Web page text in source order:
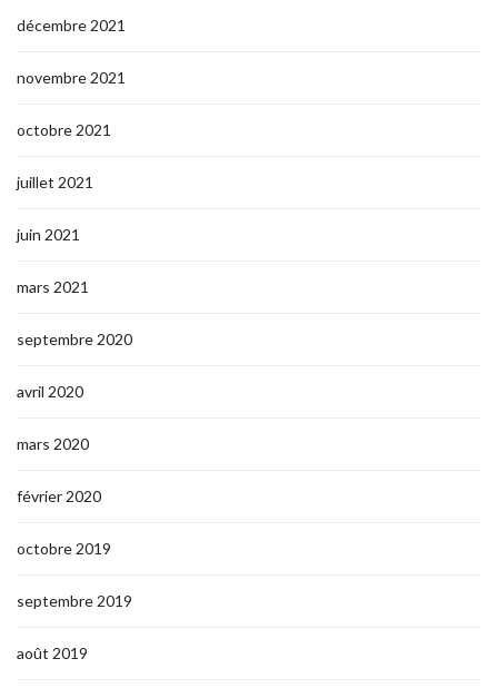
décembre 2021
novembre 2021
octobre 2021
juillet 2021
juin 2021
mars 2021
septembre 2020
avril 2020
mars 2020
février 2020
octobre 2019
septembre 2019
août 2019